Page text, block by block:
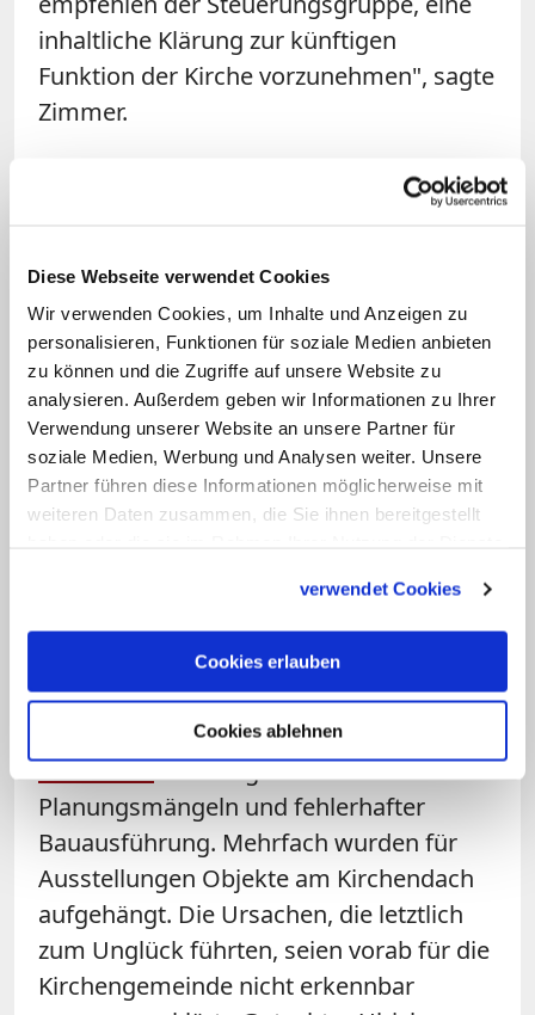
Diese Webseite verwendet Cookies
Wir verwenden Cookies, um Inhalte und Anzeigen zu
personalisieren, Funktionen für soziale Medien anbieten
zu können und die Zugriffe auf unsere Website zu
analysieren. Außerdem geben wir Informationen zu Ihrer
Verwendung unserer Website an unsere Partner für
soziale Medien, Werbung und Analysen weiter. Unsere
Partner führen diese Informationen möglicherweise mit
weiteren Daten zusammen, die Sie ihnen bereitgestellt
verwendet Cookies
Cookies erlauben
Cookies ablehnen
inhaltliche Klärung zur künftigen
Funktion der Kirche vorzunehmen", sagte
Zimmer.
Pfarrer: Marathon, bis ein Konzept
Ein provisorisches Dach soll das
Gebäude vor weiteren Schäden
bewahren. "Dieses Dach wird uns die
Möglichkeit geben, auch während
unserer Überlegungen einzelne Ideen zu
testen, und somit auch unsere weiteren
Planungen unterstützen", erklärte Pfarrer
Andre Lemmer. Er sprach von einem
die Elisabethkirche gebe.
Der Dacheinsturz der documenta-
Kunstkirche war laut einem im
vergangenen Jahr vorgestellten
Gutachteneine Folge von
Planungsmängeln und fehlerhafter
Bauausführung. Mehrfach wurden für
Ausstellungen Objekte am Kirchendach
aufgehängt. Die Ursachen, die letztlich
zum Unglück führten, seien vorab für die
Kirchengemeinde nicht erkennbar